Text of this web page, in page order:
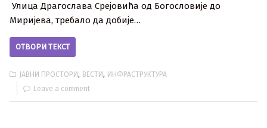
Улица Драгослава Срејовића од Богословије до
Миријева, требало да добије…
ОТВОРИ ТЕКСТ
ЈАВНИ ПРОСТОРИ, ВЕСТИ, ИНФРАСТРУКТУРА
Leave a comment